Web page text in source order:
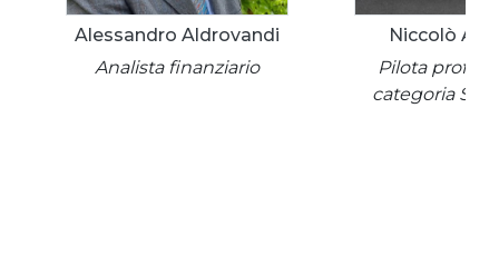
Alessandro Aldrovandi
Analista finanziario
Niccolò
Pilota
categoria